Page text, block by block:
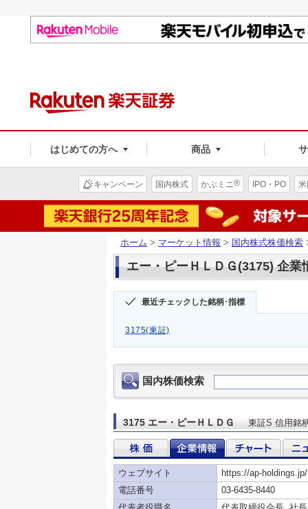
はじめての方へ 商品
キャンペーン 国内株式 かぶミニ® IPO・PO
ホーム > マーケット情報 > 国内株式株価検索
エー・ピーＨＬＤＧ(3175) 企業
最近チェックした銘柄･指標
3175(東証)